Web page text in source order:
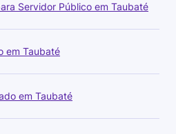
Servidor Público em Taubaté
em Taubaté
em Taubaté